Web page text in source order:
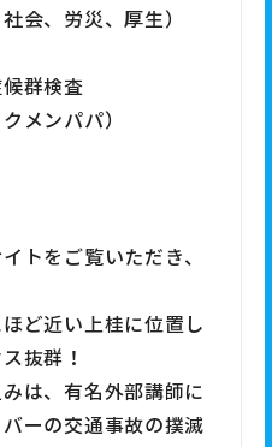
会、労災、厚生）
群検査
メンパパ）
トをご覧いただき、
ど近い上桂に位置し
抜群！
は、有名外部講師に
ーの交通事故の撲滅